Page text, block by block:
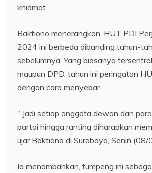
khidmat.
Baktiono menerangkan, HUT PDI
2024 ini berbeda dibanding tahun-
sebelumnya. Yang biasanya
maupun DPD, tahun ini peringatan
dengan cara menyebar.
“ Jadi setiap anggota dewan dan
partai hingga ranting diharapkan
ujar Baktiono di Surabaya, Senin (08/
Ia menambahkan, tumpeng ini